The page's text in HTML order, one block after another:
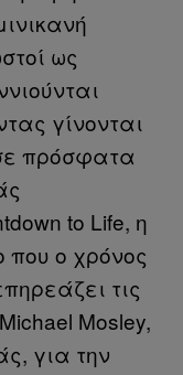
ως
γίνονται
πρόσφατα
to Life, η
που ο χρόνος
τις
Mosley,
για την